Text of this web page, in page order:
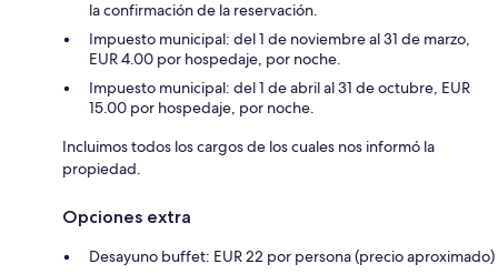
la confirmación de la reservación.
Impuesto municipal: del 1 de noviembre al 31 de marzo,
EUR 4.00 por hospedaje, por noche.
Impuesto municipal: del 1 de abril al 31 de octubre, EUR
15.00 por hospedaje, por noche.
Incluimos todos los cargos de los cuales nos informó la
propiedad.
Opciones extra
Desayuno buffet: EUR 22 por persona (precio aproximado)